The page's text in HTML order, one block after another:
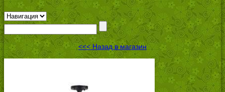
<<< Назад в магазин